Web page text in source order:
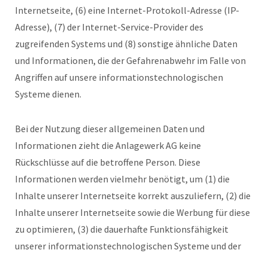
Internetseite, (6) eine Internet-Protokoll-Adresse (IP-
Adresse), (7) der Internet-Service-Provider des
zugreifenden Systems und (8) sonstige ähnliche Daten
und Informationen, die der Gefahrenabwehr im Falle von
Angriffen auf unsere informationstechnologischen
Systeme dienen.
Bei der Nutzung dieser allgemeinen Daten und
Informationen zieht die Anlagewerk AG keine
Rückschlüsse auf die betroffene Person. Diese
Informationen werden vielmehr benötigt, um (1) die
Inhalte unserer Internetseite korrekt auszuliefern, (2) die
Inhalte unserer Internetseite sowie die Werbung für diese
zu optimieren, (3) die dauerhafte Funktionsfähigkeit
unserer informationstechnologischen Systeme und der